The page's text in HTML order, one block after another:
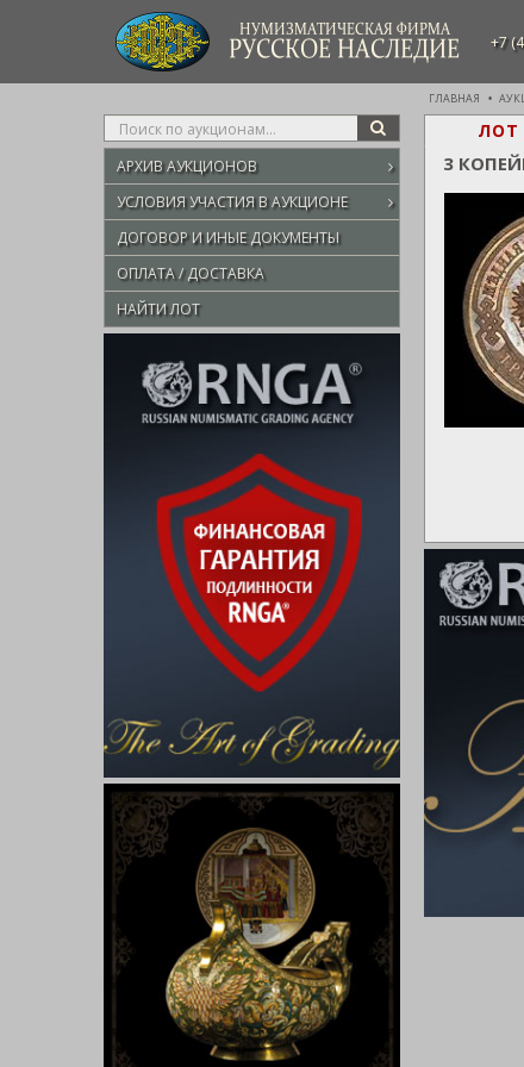
НУМИЗМАТИЧЕСКАЯ ФИРМА
РУССКОЕ НАСЛЕДИЕ +7
ГЛАВНАЯ
Type
your
search
here
SEARCH
АРХИВ АУКЦИОНОВ
УСЛОВИЯ УЧАСТИЯ В АУКЦИОНЕ
ДОГОВОР И ИНЫЕ ДОКУМЕНТЫ
ОПЛАТА / ДОСТАВКА
НАЙТИ ЛОТ
ЛОТ
3